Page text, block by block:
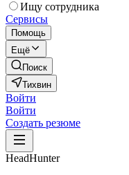
Ищу сотрудника
Сервисы
Помощь
Ещё
Поиск
Тихвин
Войти
Войти
Создать резюме
HeadHunter